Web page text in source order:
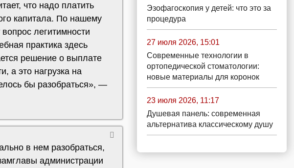
что надо платить
капитала. По нашему
легитимности
практика здесь
решение о выплате
а это нагрузка на
бы разобраться», —
в нем разобраться,
администрации
Эзофагоскопия у детей: что это за
процедура
27 июля 2026, 15:01
Современные технологии в
ортопедической стоматологии:
новые материалы для коронок
23 июля 2026, 11:17
Душевая панель: современная
альтернатива классическому душу